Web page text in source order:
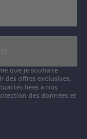
que je souhaite
des offres exclusives,
liées à nos
des données et